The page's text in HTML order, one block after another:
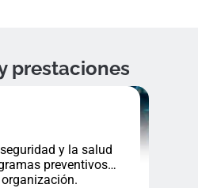
prestaciones
y la salud
preventivos